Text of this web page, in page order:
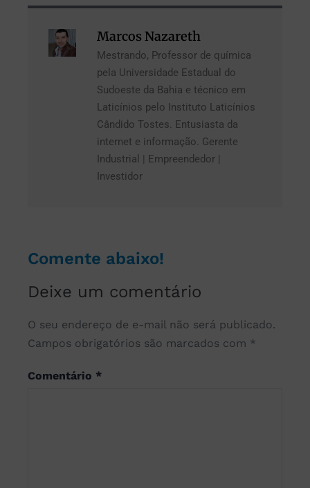
Marcos Nazareth
Mestrando, Professor de química
pela Universidade Estadual do
Sudoeste da Bahia e técnico em
Laticínios pelo Instituto Laticínios
Cândido Tostes. Entusiasta da
internet e informação. Gerente
Industrial | Empreendedor |
Investidor
Comente abaixo!
Deixe um comentário
O seu endereço de e-mail não será publicado.
Campos obrigatórios são marcados com *
Comentário *